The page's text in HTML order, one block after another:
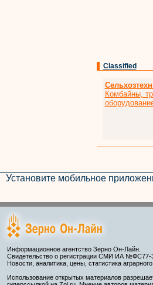
Classified
Комбайны,
Установите мобильное
Информационное агентство Зерно Он-Лайн.
Свидетельство о регистрации СМИ ИА №ФС77-
Новости, аналитика, цены, статистика
Использование открытых материалов